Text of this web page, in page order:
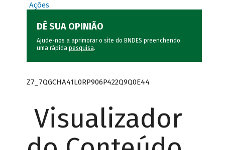
Ações
DÊ SUA OPINIÃO
Ajude-nos a aprimorar o site do BNDES preenchendo
uma rápida pesquisa.
Z7_7QGCHA41L0RP906P422Q9Q0E44
Visualizador